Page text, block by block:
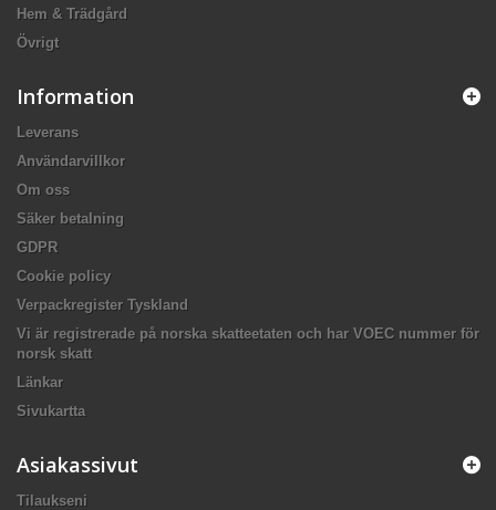
Hem & Trädgård
Övrigt
Information
Leverans
Användarvillkor
Om oss
Säker betalning
GDPR
Cookie policy
Verpackregister Tyskland
Vi är registrerade på norska skatteetaten och har VOEC nummer för
norsk skatt
Länkar
Sivukartta
Asiakassivut
Tilaukseni